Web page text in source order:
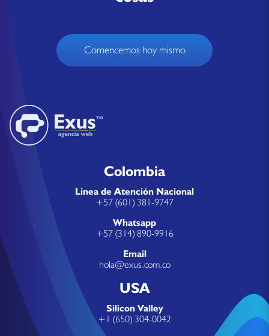
Comencemos hoy mismo
Colombia
Linea de Atención Nacional
+57 (601) 381-9747
Whatsapp
+57 (314) 890-9916
Email
hola@exus.com.co
USA
Silicon Valley
+1 (650) 304-0042